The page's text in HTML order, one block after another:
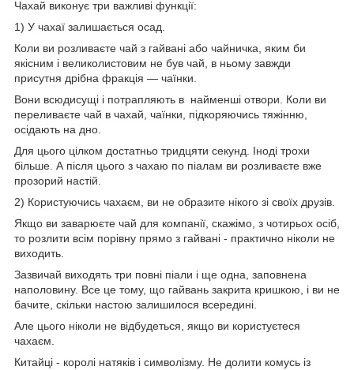
Чахай виконує три важливі функції:
1) У чахаї залишається осад.
Коли ви розливаєте чай з гайвані або чайничка, яким би
якісним і великолистовим не був чай, в ньому завжди
присутня дрібна фракція — чаїнки.
Вони всюдисущі і потрапляють в найменші отвори. Коли ви
переливаєте чай в чахай, чаїнки, підкоряючись тяжінню,
осідають на дно.
Для цього цілком достатньо тридцяти секунд. Іноді трохи
більше. А після цього з чахаю по піалам ви розливаєте вже
прозорий настій.
2) Користуючись чахаєм, ви не образите нікого зі своїх друзів.
Якщо ви заварюєте чай для компанії, скажімо, з чотирьох осіб,
то розлити всім порівну прямо з гайвані - практично ніколи не
виходить.
Зазвичай виходять три повні піали і ще одна, заповнена
наполовину. Все це тому, що гайвань закрита кришкою, і ви не
бачите, скільки настою залишилося всередині.
Але цього ніколи не відбудеться, якщо ви користуєтеся
чахаєм.
Китайці - королі натяків і символізму. Не долити комусь із